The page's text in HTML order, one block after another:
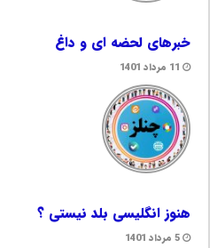
خبرهای لحضه ای و داغ
11 مرداد 1401
هنوز انگلیسی بلد نیستی ؟
5 مرداد 1401